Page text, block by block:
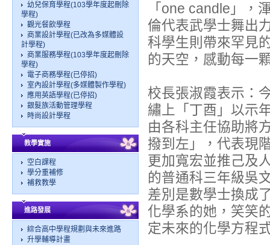
幼兒保育學程(103學年度起刪除
學程)
觀光餐飲學程
商業設計學程(已改為多媒體設
計學程)
商業服務學程(103學年度起刪除
學程)
電子商務學程(已停招)
室內設計學程(多媒體製作學程)
應用英語學程(已停招)
銀髮族活動管理學程
時尚設計學程
教學實施
空白課程
學分重補修
補救教學
進路發展
綜合高中學程規劃與未來進路
升學輔導計畫
「one candle」，
倫代表武學士舞出
科學生則帶來罕見
的天空，感動每一
校長張淑霞表示：
繡上「丁酉」以示
由各科主任協助將
撥到左」，代表現
更加寬宏並推己及
的普通科三年級吳
差別是數學士換成
化學系的她，笑笑
定未來的化學方程